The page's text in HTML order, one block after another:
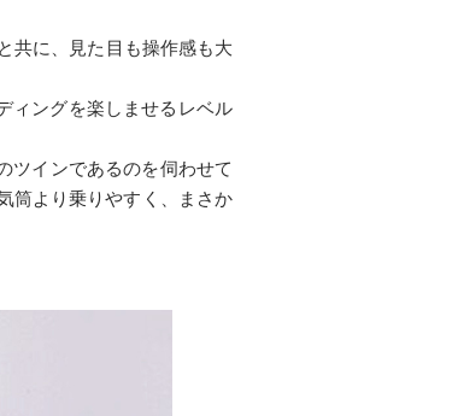
共に、見た目も操作感も大
ィングを楽しませるレベル
ツインであるのを伺わせて
筒より乗りやすく、まさか